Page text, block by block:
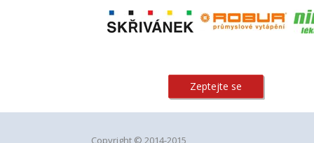
Zeptejte se
Copyright © 2014-2015